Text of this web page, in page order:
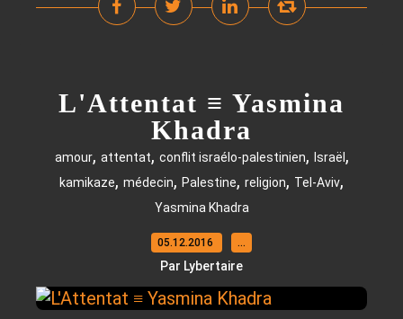
L'Attentat ≡ Yasmina
Khadra
amour, attentat, conflit israélo-palestinien, Israël ,
kamikaze, médecin, Palestine, religion, Tel-Aviv,
Yasmina Khadra
05.12.2016 …
Par Lybertaire